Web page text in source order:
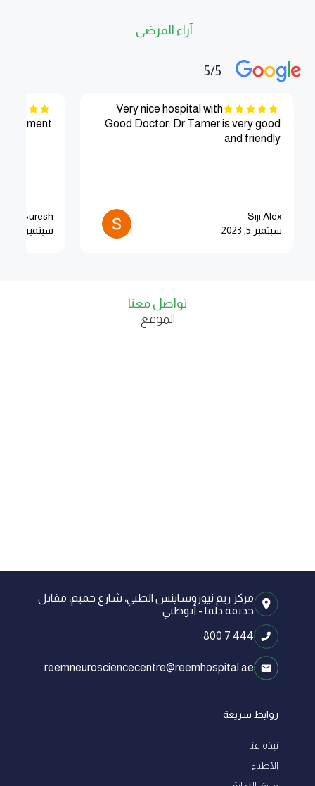
آراء المرضى
5/5
Very nice hospital with
Good Doctor. Dr Tamer is very good
and friendly
Siji Alex
سبتمبر 5, 2023
Suresh
سبتمبر 5, 2023
تواصل معنا
الموقع
مركز ريم نيوروساينس الطبي، شارع حميم، مقابل
حديقة دلما - أبوظبي
800 7 444
reemneurosciencecentre@reemhospital.ae
روابط سريعة
نبذة عنا
الأطباء